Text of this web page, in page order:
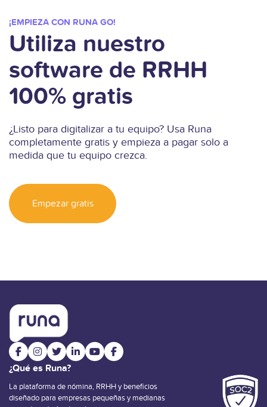
¡EMPIEZA CON RUNA GO!
Utiliza nuestro
software de RRHH
100% gratis
¿Listo para digitalizar a tu equipo? Usa Runa
completamente gratis y empieza a pagar solo a
medida que tu equipo crezca.
Empezar gratis
¿Qué es Runa?
La plataforma de nómina, RRHH y beneficios
diseñado para empresas pequeñas y medianas